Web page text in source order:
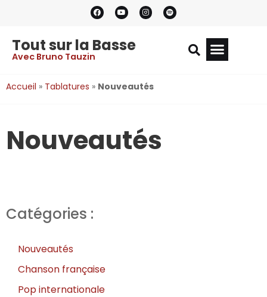
Tout sur la Basse
Avec Bruno Tauzin
Accueil » Tablatures » Nouveautés
Nouveautés
Catégories :
Nouveautés
Chanson française
Pop internationale